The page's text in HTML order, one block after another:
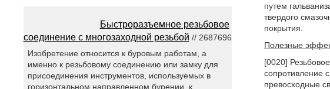
путем
твердого
покрытия.
Полезные
[0020]
сопротивление
превосходные
Быстроразъемное резьбовое
соединение с многозаходной резьбой // 2687696
Изобретение относится к буровым работам, а
именно к резьбовому соединению или замку для
присоединения инструментов, используемых в
горизонтальном направленном бурении, к